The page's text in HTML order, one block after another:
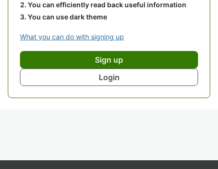
You can efficiently read back useful information
You can use dark theme
What you can do with signing up
Sign up
Login